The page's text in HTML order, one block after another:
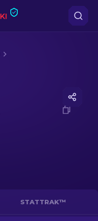
STATTRAK™